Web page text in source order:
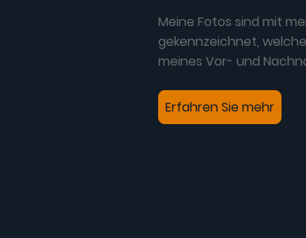
Meine Fotos sind mit
gekennzeichnet,
meines Vor- und
Erfahren Sie mehr